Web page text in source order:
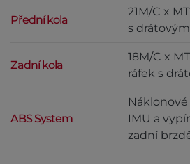
Přední kola
21M/C x
s
Zadní kola
18M/C x
ráfek s
ABS System
IMU a
zadní